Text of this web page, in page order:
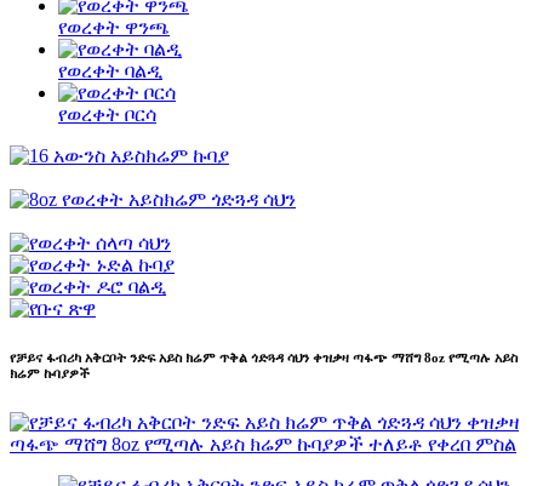
የወረቀት ዋንጫ
የወረቀት ባልዲ
የወረቀት ቦርሳ
የቻይና ፋብሪካ አቅርቦት ንድፍ አይስ ክሬም ጥቅል ጎድጓዳ ሳህን ቀዝቃዛ ጣፋጭ ማሸግ 8oz የሚጣሉ አይስ
ክሬም ኩባያዎች